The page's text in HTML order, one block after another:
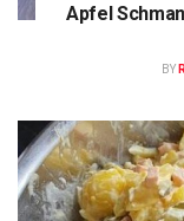
Apfel
BY